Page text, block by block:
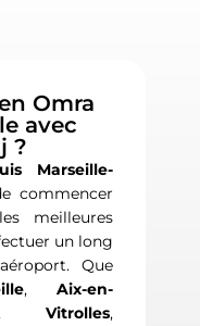
Omra
avec
?
Marseille-
commencer
meilleures
un long
Que
,Aix-en-
Vitrolles,